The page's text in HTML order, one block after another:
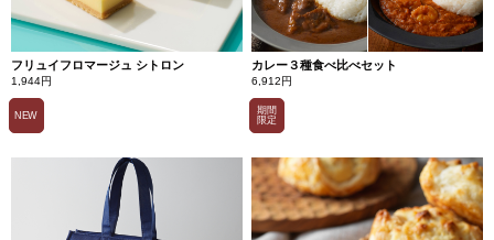
フリュイフロマージュ シトロン
1,944円
NEW
カレー３種食べ比べセット
6,912円
期間
限定